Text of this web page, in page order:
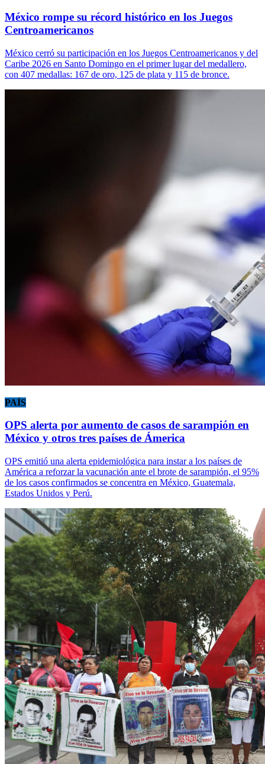
México rompe su récord histórico en los Juegos
Centroamericanos
México cerró su participación en los Juegos Centroamericanos y del
Caribe 2026 en Santo Domingo en el primer lugar del medallero,
con 407 medallas: 167 de oro, 125 de plata y 115 de bronce.
PAÍS
OPS alerta por aumento de casos de sarampión en
México y otros tres países de Ámerica
OPS emitió una alerta epidemiológica para instar a los países de
América a reforzar la vacunación ante el brote de sarampión, el 95%
de los casos confirmados se concentra en México, Guatemala,
Estados Unidos y Perú.